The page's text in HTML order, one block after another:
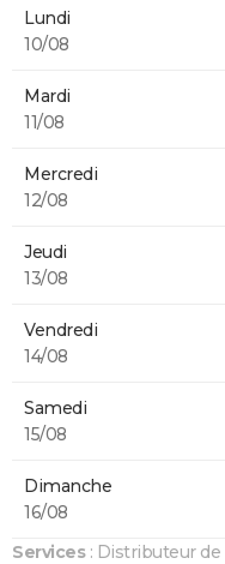
Lundi
10/08
Mardi
11/08
Mercredi
12/08
Jeudi
13/08
Vendredi
14/08
Samedi
15/08
Dimanche
16/08
Services: Distributeur de